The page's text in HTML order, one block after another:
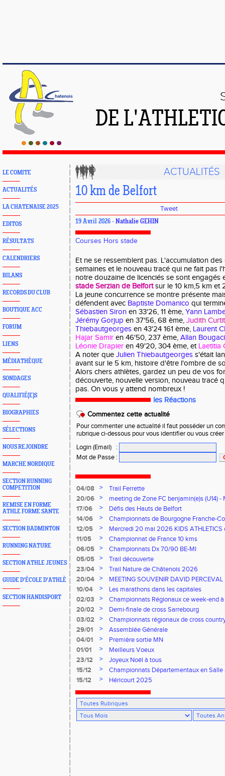
DE
LE COMITE
ACTUALITÉS
LA CHATENAISE 2025
EDITOS
RÉSULTATS
CALENDRIERS
BILANS
RECORDS DU CLUB
BOUTIQUE ACC
FORUM
LIENS
MÉDIATHÈQUE
SONDAGES
QUALIFIÉ(E)S
BIOGRAPHIES
SÉLECTIONS
NOUS REJOINDRE
MARCHE NORDIQUE
SECTION RUNNING
COMPETITION
REMISE EN FORME
ATHLE FORME SANTE
SECTION BADMINTON
RUNNING NATURE
SECTION ATHLE JEUNES
GUIDE D'ÉCOLE D'ATHLÈ
SECTION HANDISPORT
ACTUALITÉS
10 km de Belfort
Tweet
19 Avril 2026 - Nathalie GEHIN
Courses Hors stade
Et ne se ressemblent pas. L'accumulation
semaines et le nouveau tracé qui ne fait pas
notre douzaine de licenciés se sont engagés
stade Serzian de Belfortsur le 10 km,5 km et
La jeune concurrence se montre présente
défendent avec Baptiste Domanico qui
Sébastien Siron en 33'26, 11 ème, Yann
Jérémy Gorjup en 37'56, 68 ème, Judith Curtit
Thiebautgeorges en 43'24 161 ème, Laurent
Hajar Samir en 46'50, 237 ème, Allan
Léonie Drapier en 49'20, 304 ème, et Laetitia
A noter que Julien Thiebautgeorges s'était
avant sur le 5 km, histoire d'être l'ombre de
Alors chers athlètes, gardez un peu de vos
découverte, nouvelle version, nouveau tracé
pas. On vous y attend nombreux !
les Réactions
Commentez cette actualité
Pour commenter une actualité il faut posséder un
rubrique ci-dessous pour vous identifier ou vous
Login (Email)
:
Mot de Passe :
04/08 >
Trail Ferrette
20/06
>
meeting de Zone FC benjamin(e)s (U14) -
17/06
>
Défis des Hauts de Belfort
14/06
>
Championnats de Bourgogne Franche-
Florentin, le 14 juin 2026
12/05 >
Mercredi 20 mai 2026 KIDS ATHLETICS
11/05
>
Championnat de France 10 kms
06/05
>
Championnats Dx 70/90 BE-MI
05/05
>
Trail découverte
23/04
>
Trail Nature de Châtenois 2026
20/04
>
MEETING SOUVENIR DAVID PERCEVAL
10/04
>
Les marathons dans les capitales
02/03
>
Championnats Régionaux ce week-end
20/02
>
Demi-finale de cross Sarrebourg
03/02
>
Championnats régionaux de cross
29/01
>
Assemblée Générale
04/01
>
Première sortie MN
01/01
>
Meilleurs Voeux
23/12
>
Joyeux Noël à tous
15/12
>
Championnats Départementaux en Salle
15/12
> Héricourt 2025